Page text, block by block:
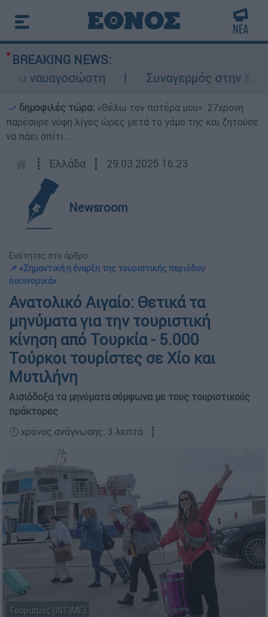
BREAKING NEWS:
ναυαγοσώστη
Συναγερμός στην
δημοφιλές τώρα: «Θέλω τον πατέρα μου»: 27χρονη
παρέσυρε νύφη λίγες ώρες μετά το γάμο της και ζητούσε
να πάει σπίτι...
┋ Ελλάδα ┋ 29.03.2025 16:23
Newsroom
Ενότητες στο άρθρο:
📌 «Σημαντική η έναρξη της τουριστικής περιόδου
οικονομικά»
Ανατολικό Αιγαίο: Θετικά τα
μηνύματα για την τουριστική
κίνηση από Τουρκία - 5.000
Τούρκοι τουρίστες σε Χίο και
Μυτιλήνη
Αισιόδοξα τα μηνύματα σύμφωνα με τους τουριστικούς
πράκτορες
🕛 χρόνος ανάγνωσης: 3 λεπτά ┋
Τουρισμός (INTIME)